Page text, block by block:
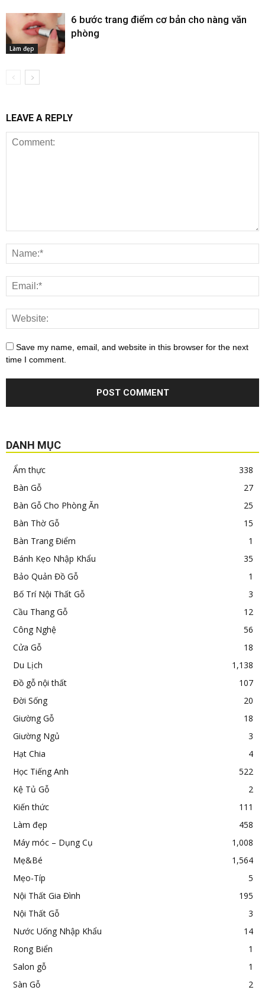
Làm đẹp
6 bước trang điểm cơ bản cho nàng văn
phòng
LEAVE A REPLY
Save my name, email, and website in this browser for the next
time I comment.
DANH MỤC
Ẩm thực
338
Bàn Gỗ
27
Bàn Gỗ Cho Phòng Ăn
25
Bàn Thờ Gỗ
15
Bàn Trang Điểm
1
Bánh Kẹo Nhập Khẩu
35
Bảo Quản Đồ Gỗ
1
Bố Trí Nội Thất Gỗ
3
Cầu Thang Gỗ
12
Công Nghệ
56
Cửa Gỗ
18
Du Lịch
1,138
Đồ gỗ nội thất
107
Đời Sống
20
Giường Gỗ
18
Giường Ngủ
3
Hạt Chia
4
Học Tiếng Anh
522
Kệ Tủ Gỗ
2
Kiến thức
111
Làm đẹp
458
Máy móc – Dụng Cụ
1,008
Mẹ&Bé
1,564
Mẹo-Típ
5
Nội Thất Gia Đình
195
Nội Thất Gỗ
3
Nước Uống Nhập Khẩu
14
Rong Biển
1
Salon gỗ
1
Sàn Gỗ
2